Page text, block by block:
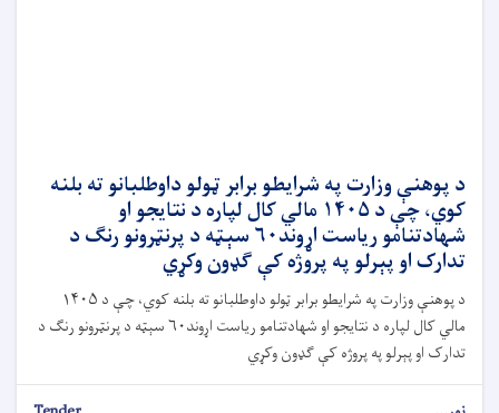
د پوهنې وزارت په شرایطو برابر ټولو داوطلبانو ته بلنه
کوي، چې د ۱۴۰۵ مالي کال لپاره د نتایجو او
شهادتنامو ریاست اړوند۶۰ سېټه د پرنټرونو رنګ د
تدارک او پېرلو په پروژه کې ګډون وکړي
د پوهنې وزارت په شرایطو برابر ټولو داوطلبانو ته بلنه کوي، چې د ۱۴۰۵
مالي کال لپاره د نتایجو او شهادتنامو ریاست اړوند۶۰ سېټه د پرنټرونو رنګ د
تدارک او پېرلو په پروژه کې ګډون وکړي